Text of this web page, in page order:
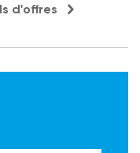
d'offres